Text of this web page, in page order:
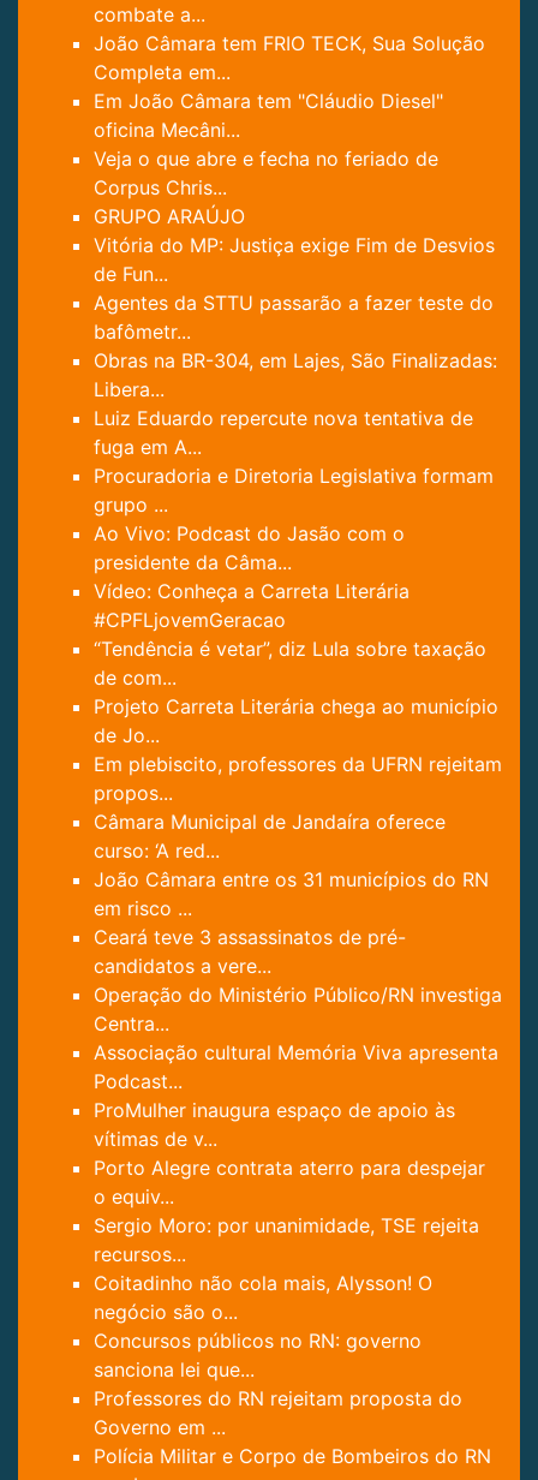
combate a...
João Câmara tem FRIO TECK, Sua Solução
Completa em...
Em João Câmara tem "Cláudio Diesel"
oficina Mecâni...
Veja o que abre e fecha no feriado de
Corpus Chris...
GRUPO ARAÚJO
Vitória do MP: Justiça exige Fim de Desvios
de Fun...
Agentes da STTU passarão a fazer teste do
bafômetr...
Obras na BR-304, em Lajes, São Finalizadas:
Libera...
Luiz Eduardo repercute nova tentativa de
fuga em A...
Procuradoria e Diretoria Legislativa formam
grupo ...
Ao Vivo: Podcast do Jasão com o
presidente da Câma...
Vídeo: Conheça a Carreta Literária
#CPFLjovemGeracao
“Tendência é vetar”, diz Lula sobre taxação
de com...
Projeto Carreta Literária chega ao município
de Jo...
Em plebiscito, professores da UFRN rejeitam
propos...
Câmara Municipal de Jandaíra oferece
curso: ‘A red...
João Câmara entre os 31 municípios do RN
em risco ...
Ceará teve 3 assassinatos de pré-
candidatos a vere...
Operação do Ministério Público/RN investiga
Centra...
Associação cultural Memória Viva apresenta
Podcast...
ProMulher inaugura espaço de apoio às
vítimas de v...
Porto Alegre contrata aterro para despejar
o equiv...
Sergio Moro: por unanimidade, TSE rejeita
recursos...
Coitadinho não cola mais, Alysson! O
negócio são o...
Concursos públicos no RN: governo
sanciona lei que...
Professores do RN rejeitam proposta do
Governo em ...
Polícia Militar e Corpo de Bombeiros do RN